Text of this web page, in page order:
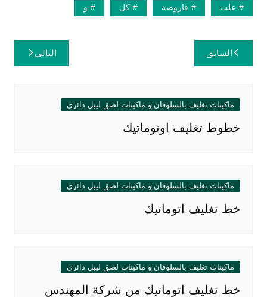
علب قاروصة كل و
تصفّح
المقالات
السابق التالي
ماكينات تغليف بالسلوفان و ماكينات لصق ليبل دائرى
خطوط تغليف اوتوماتيك
ماكينات تغليف بالسلوفان و ماكينات لصق ليبل دائرى
خط تغليف اتوماتيك
ماكينات تغليف بالسلوفان و ماكينات لصق ليبل دائرى
خط تغليف اتوماتيك من شركة المهندس